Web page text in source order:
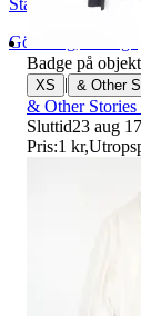
Göteborg
Badge på
XS | & Other
& Other
Sluttid23 aug
Pris:1 kr,